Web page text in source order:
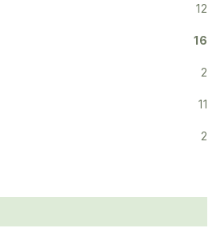
12
16
2
11
2